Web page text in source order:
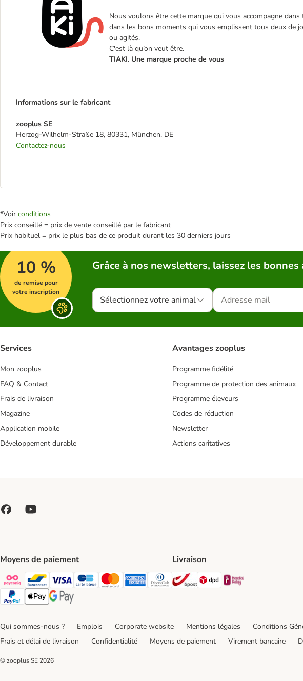
Nous voulons être cette marque qui vous accompagne
dans les bons moments qui vous emplissent tous deux de
ou agités.
C'est là qu’on veut être.
TIAKI. Une marque proche de vous
Informations sur le fabricant
zooplus SE
Herzog-Wilhelm-Straße 18, 80331, München, DE
Contactez-nous
*Voir conditions
Prix conseillé = prix de vente conseillé par le fabricant
Prix habituel = prix le plus bas de ce produit durant les 30 derniers jours
10 %
de remise pour
votre inscription
Grâce à nos newsletters, laissez les
Sélectionnez votre animal
Services
Mon zooplus
FAQ & Contact
Frais de livraison
Magazine
Application mobile
Développement durable
Avantages zooplus
Programme fidélité
Programme de protection des animaux
Programme éleveurs
Codes de réduction
Newsletter
Actions caritatives
Moyens de paiement
Payconiq Payment Method
bancontact Payment Method
Visa Payment Method
carte bleue Payment Method
Master card Payment Method
American express Payment Method
Diners club Payment Method
Paypal Payment Method
Apple Pay Payment Method
Google Pay Payment Method
Livraison
Bpost Shipping Method
DPD Shipping Method
Mondial relay
Qui sommes-nous ? Emplois Corporate website Mentions légales Conditions
Frais et délai de livraison
Confidentialité Moyens de paiement Virement bancaire
© zooplus SE 2026